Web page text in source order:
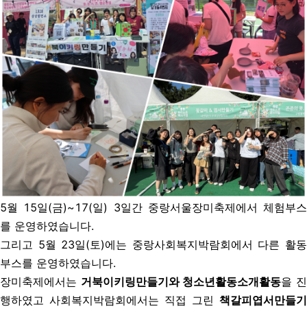
5월 15일(금)~17(일) 3일간 중랑서울장미축제에서 체험부스
를 운영하였습니다.
그리고 5월 23일(토)에는 중랑사회복지박람회에서 다른 활동
부스를 운영하였습니다.
장미축제에서는 거북이키링만들기와 청소년활동소개활동을 진
행하였고 사회복지박람회에서는 직접 그린 책갈피엽서만들기